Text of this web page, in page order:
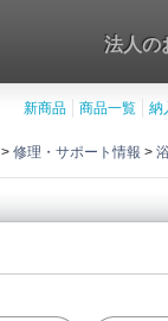
法人の
新商品 商品一覧 納
修理・サポート情報 >